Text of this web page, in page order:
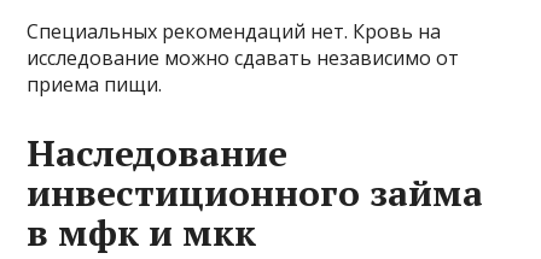
Специальных рекомендаций нет. Кровь на
исследование можно сдавать независимо от
приема пищи.
Наследование
инвестиционного займа
в мфк и мкк